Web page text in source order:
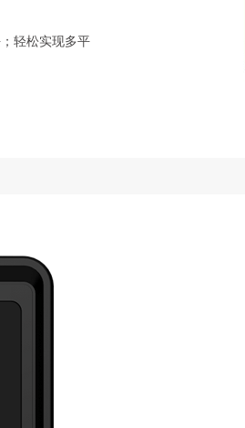
轻松实现多平